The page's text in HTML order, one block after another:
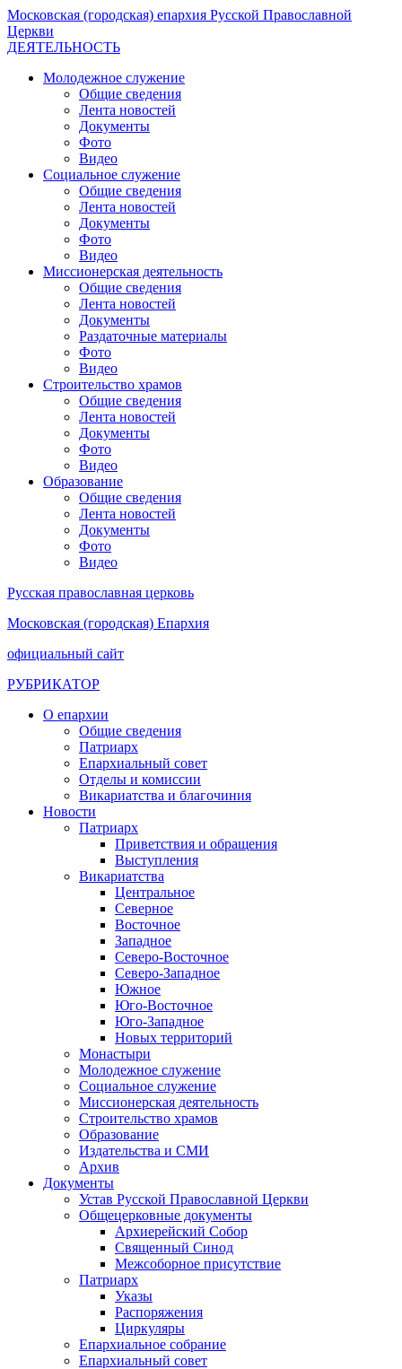
Московская (городская) епархия Русской Православной
Церкви
ДЕЯТЕЛЬНОСТЬ
Молодежное служение
Общие сведения
Лента новостей
Документы
Фото
Видео
Социальное служение
Общие сведения
Лента новостей
Документы
Фото
Видео
Миссионерская деятельность
Общие сведения
Лента новостей
Документы
Раздаточные материалы
Фото
Видео
Строительство храмов
Общие сведения
Лента новостей
Документы
Фото
Видео
Образование
Общие сведения
Лента новостей
Документы
Фото
Видео
Русская православная церковь
Московская (городская) Епархия
официальный сайт
РУБРИКАТОР
О епархии
Общие сведения
Патриарх
Епархиальный совет
Отделы и комиссии
Викариатства и благочиния
Новости
Патриарх
Приветствия и обращения
Выступления
Викариатства
Центральное
Северное
Восточное
Западное
Северо-Восточное
Северо-Западное
Южное
Юго-Восточное
Юго-Западное
Новых территорий
Монастыри
Молодежное служение
Социальное служение
Миссионерская деятельность
Строительство храмов
Образование
Издательства и СМИ
Архив
Документы
Устав Русской Православной Церкви
Общецерковные документы
Архиерейский Собор
Священный Синод
Межсоборное присутствие
Патриарх
Указы
Распоряжения
Циркуляры
Епархиальное собрание
Епархиальный совет